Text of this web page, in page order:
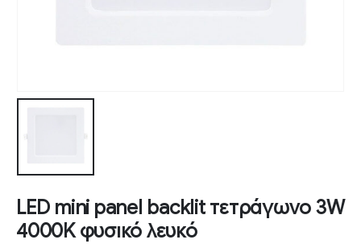
LED mini panel backlit τετράγωνο 3W
4000K φυσικό λευκό